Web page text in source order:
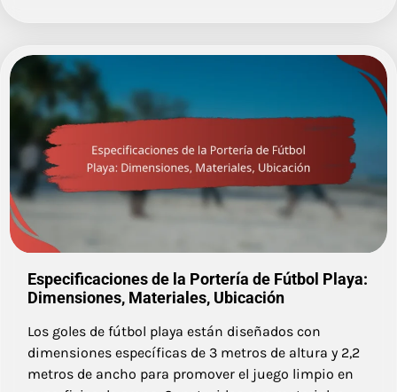
Especificaciones de la Portería de Fútbol Playa:
Dimensiones, Materiales, Ubicación
Los goles de fútbol playa están diseñados con
dimensiones específicas de 3 metros de altura y 2,2
metros de ancho para promover el juego limpio en